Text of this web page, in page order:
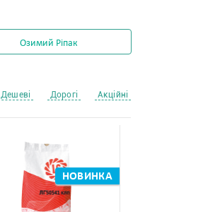
Озимий Ріпак
Дешеві Дорогі Акційні
НОВИНКА